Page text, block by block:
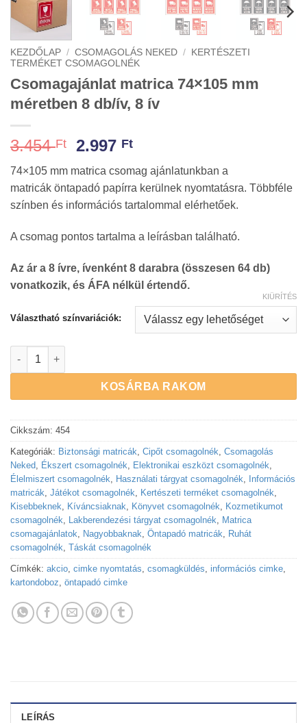
KEZDŐLAP / CSOMAGOLÁS NEKED /
KERTÉSZETI
TERMÉKET CSOMAGOLNÉK
Csomagajánlat matrica 74×105 mm
méretben 8 db/ív, 8 ív
3.454Ft
Original
was:
3.454 Ft.
2.997 FtCurrent
price
is:
2.997 Ft.
74×105 mm matrica csomag ajánlatunkban a
matricák öntapadó papírra kerülnek nyomtatásra. Többféle
színben és információs tartalommal elérhetőek.
A csomag pontos tartalma a leírásban található.
Az ár a 8 ívre, ívenként 8 darabra (összesen 64 db)
vonatkozik, és ÁFA nélkül értendő.
Választható színvariációk:
KIÜRÍTÉS
Csomagajánlat matrica 74×105 mm méretben 8 db/ív, 8 ív
KOSÁRBA RAKOM
Cikkszám: 454
Kategóriák: Biztonsági matricák Cipőt csomagolnék Csomagolás
Neked Ékszert csomagolnék Elektronikai eszközt csomagolnék
Élelmiszert csomagolnék
Használati tárgyat csomagolnék
Információs
matricák Játékot csomagolnék Kertészeti terméket csomagolnék
Kisebbeknek
Kíváncsiaknak Könyvet csomagolnék
Kozmetikumot
csomagolnék
Lakberendezési tárgyat csomagolnék
Matrica
csomagajánlatok
Nagyobbaknak Öntapadó matricák
Ruhát
csomagolnék Táskát csomagolnék
Címkék: akcio cimke nyomtatás csomagküldés információs cimke
kartondoboz öntapadó cimke
LEÍRÁS